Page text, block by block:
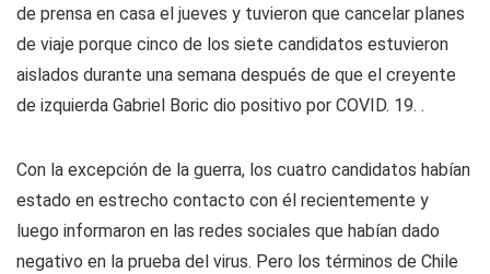
de prensa en casa el jueves y tuvieron que cancelar planes
de viaje porque cinco de los siete candidatos estuvieron
aislados durante una semana después de que el creyente
de izquierda Gabriel Boric dio positivo por COVID. 19. .
Con la excepción de la guerra, los cuatro candidatos habían
estado en estrecho contacto con él recientemente y
luego informaron en las redes sociales que habían dado
negativo en la prueba del virus. Pero los términos de Chile